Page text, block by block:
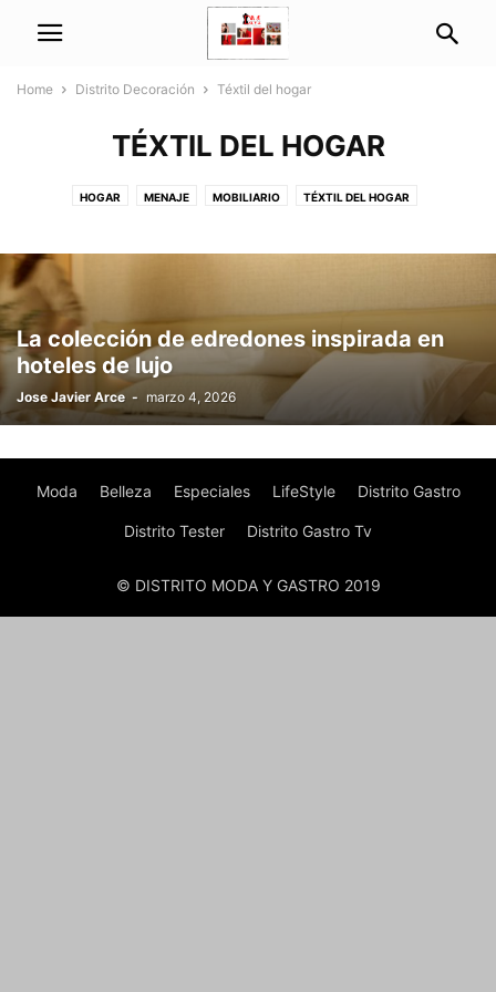
Home Distrito Decoración Téxtil del hogar
TÉXTIL DEL HOGAR
HOGAR MENAJE MOBILIARIO TÉXTIL DEL HOGAR
La colección de edredones inspirada en
hoteles de lujo
Jose Javier Arce - marzo 4, 2026
Moda Belleza Especiales LifeStyle Distrito Gastro
Distrito Tester Distrito Gastro Tv
© DISTRITO MODA Y GASTRO 2019